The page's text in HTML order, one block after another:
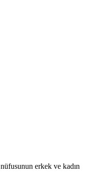
erkek ve kadın